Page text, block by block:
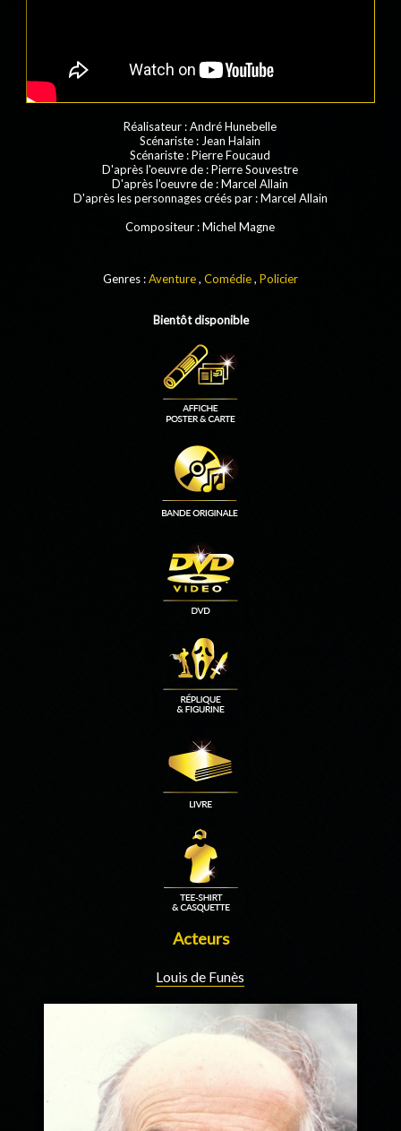
Réalisateur :André Hunebelle
Scénariste : Jean Halain
Scénariste : Pierre Foucaud
D'après l'oeuvre de :Pierre Souvestre
D'après l'oeuvre de : Marcel Allain
D'après les personnages créés par:Marcel Allain
Compositeur : Michel Magne
Genres :Aventure, Comédie, Policier
Bientôt disponible
Acteurs
Louis de Funès